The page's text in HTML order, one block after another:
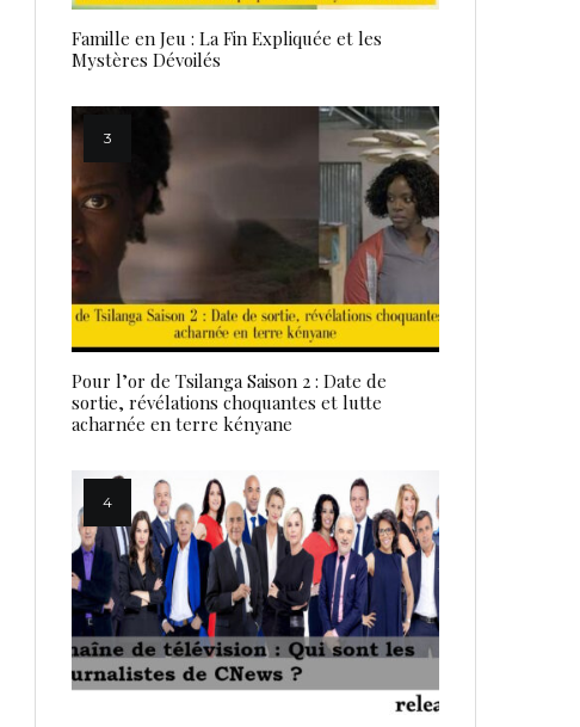
Famille en Jeu : La Fin Expliquée et les
Mystères Dévoilés
Pour l’or de Tsilanga Saison 2 : Date de
sortie, révélations choquantes et lutte
acharnée en terre kényane